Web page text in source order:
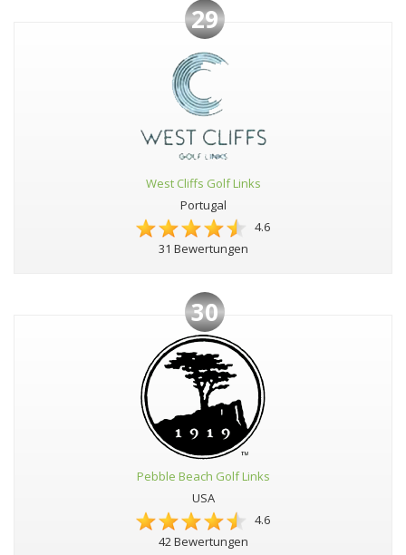
29
West Cliffs Golf Links
Portugal
4.6
31 Bewertungen
30
Pebble Beach Golf Links
USA
4.6
42 Bewertungen